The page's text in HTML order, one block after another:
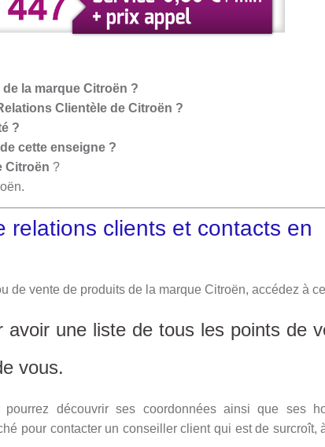
de la marque Citroën ?
Clientèle de Citroën ?
?
cette enseigne ?
Citroën ?
relations clients et contacts en
de vente de produits de la marque Citroën, accédez à ce
avoir une liste de tous les points de
vous.
découvrir ses coordonnées ainsi que ses
pour contacter un conseiller client qui est de surcroît,